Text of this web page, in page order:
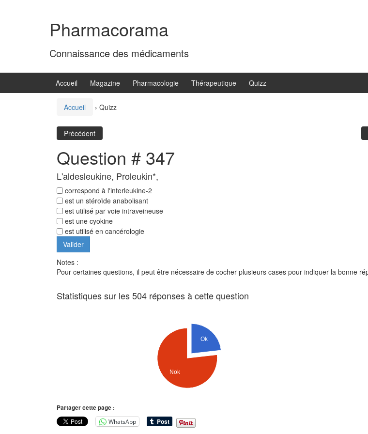
Pharmacorama
Connaissance des médicaments
Accueil Magazine Pharmacologie Thérapeutique Quizz
Accueil › Quizz
Précédent
Question # 347
L'aldesleukine, Proleukin*,
correspond à l'interleukine-2
est un stéroïde anabolisant
est utilisé par voie intraveineuse
est une cyokine
est utilisé en cancérologie
Notes :
Pour certaines questions, il peut être nécessaire de cocher plusieurs cases pour indiquer la bonne
Statistiques sur les 504 réponses à cette question
Ok
Nok
Partager cette page :
WhatsApp